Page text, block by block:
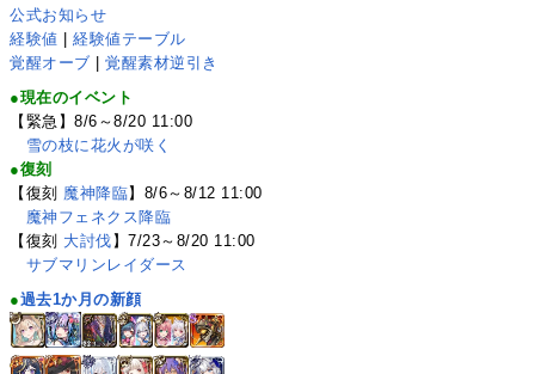
公式お知らせ
経験値 |経験値テーブル
覚醒オーブ |覚醒素材逆引き
●現在のイベント
【緊急】8/6～8/20 11:00
雪の枝に花火が咲く
●復刻
【復刻 魔神降臨】8/6～8/12 11:00
魔神フェネクス降臨
【復刻 大討伐 】7/23～8/20 11:00
サブマリンレイダース
●過去1か月の新顔